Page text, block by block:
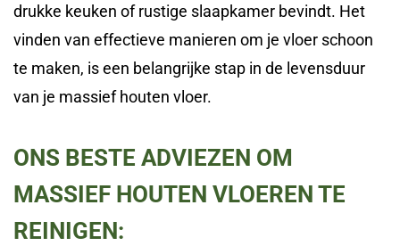
drukke keuken of rustige slaapkamer bevindt. Het
vinden van effectieve manieren om je vloer schoon
te maken, is een belangrijke stap in de levensduur
van je massief houten vloer.
ONS BESTE ADVIEZEN OM
MASSIEF HOUTEN VLOEREN TE
REINIGEN: